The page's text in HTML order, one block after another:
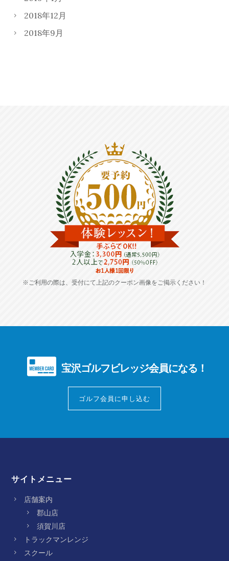
2018年12月
2018年9月
※ご利用の際は、受付にて上記のクーポン画像をご掲示ください！
宝沢ゴルフビレッジ会員になる！
ゴルフ会員に申し込む
サイトメニュー
店舗案内
郡山店
須賀川店
トラックマンレンジ
スクール